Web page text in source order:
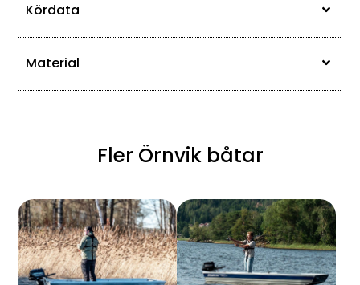
Kördata
Material
Fler Örnvik båtar